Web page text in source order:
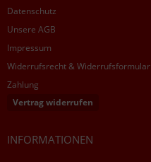
Datenschutz
Unsere AGB
Impressum
Widerrufsrecht & Widerrufsformular
Zahlung
Vertrag widerrufen
INFORMATIONEN